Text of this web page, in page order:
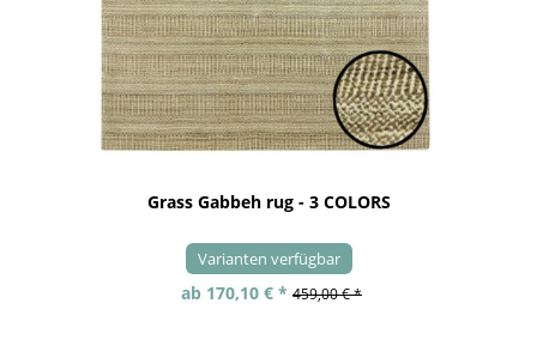
Grass Gabbeh rug - 3 COLORS
Varianten verfügbar
ab 170,10 € * 459,00 € *